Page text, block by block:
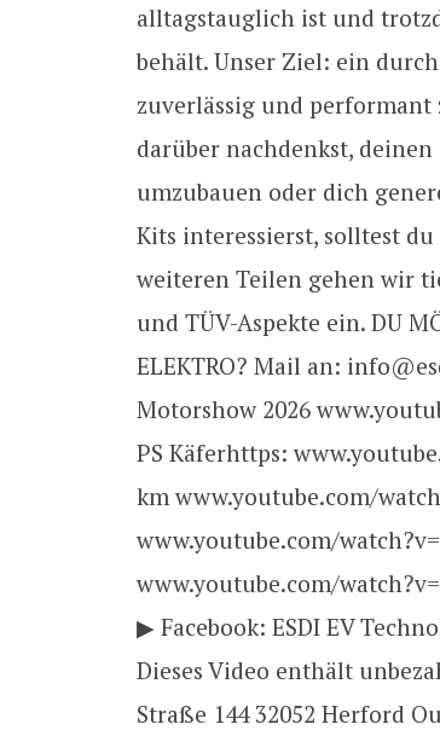
alltagstauglich ist und
behält. Unser Ziel: ein
zuverlässig und performant
darüber nachdenkst,
umzubauen oder dich
Kits interessierst, solltest
weiteren Teilen gehen wir
und TÜV-Aspekte ein. DU
ELEKTRO? Mail an:
Motorshow 2026
PS Käferhttps:
km www.youtube.com/
www.youtube.com/
www.youtube.com/
▶ Facebook: ESDI EV
Dieses Video enthält
Straße 144 32052 Herford